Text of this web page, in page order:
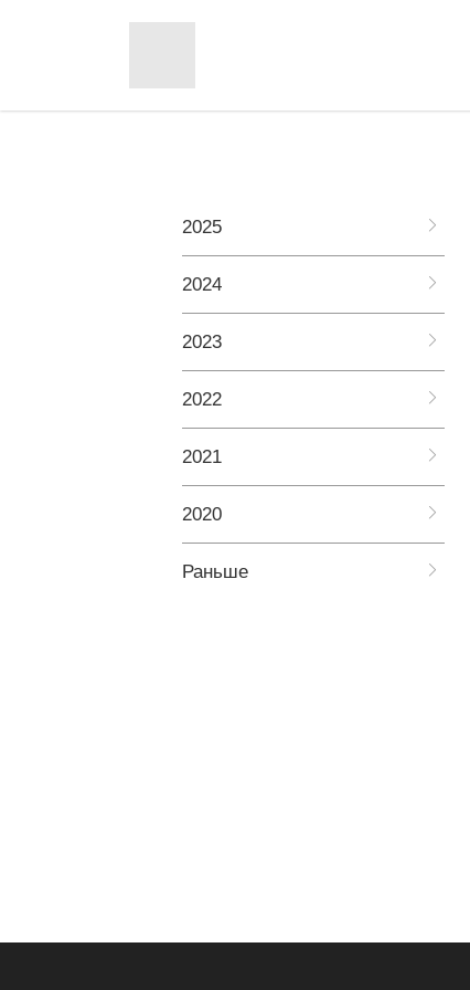
2025
2024
2023
2022
2021
2020
Раньше